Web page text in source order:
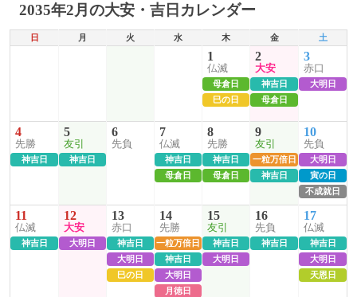
2035年2月の大安・吉日カレンダー
日 月 火 水 木 金 土
1
仏滅
母倉日
巳の日
2
大安
神吉日
母倉日
3
赤口
大明日
4
先勝
神吉日
5
友引
神吉日
6
先負
7
仏滅
神吉日
母倉日
8
先勝
神吉日
母倉日
9
友引
一粒万倍日
神吉日
10
先負
大明日
寅の日
不成就日
11
仏滅
神吉日
12
大安
大明日
13
赤口
神吉日
大明日
巳の日
14
先勝
一粒万倍日
神吉日
大明日
月徳日
15
友引
神吉日
大明日
16
先負
神吉日
17
仏滅
神吉日
大明日
天恩日